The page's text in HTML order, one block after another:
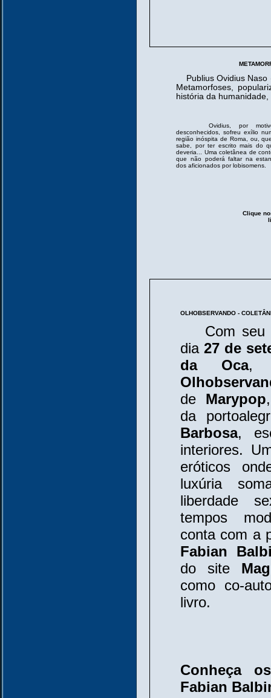
Publius Ovidius Naso
Metamorfoses,
história da humanidade,
Ovidius, por
desconhecidos, sofreu exílio
região inóspita de Roma, ou,
sabe, por ter escrito mais do
deveria... Uma coletânea de
que não poderá faltar na
dos aficionados por lobisomens.
Clique
OLHOBSERVANDO -
Com seu
dia 27 de
da Oca,
de Marypop
da
Barbosa,
interiores.
eróticos
luxúria
liberdade
tempos
conta com a
Fabian
do site
como co-
livro.
Conheça
Fabian